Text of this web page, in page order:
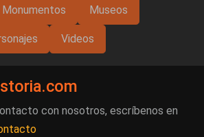
Monumentos Museos
Videos
con nosotros, escríbenos en